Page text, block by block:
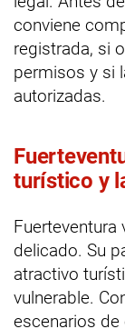
conviene
registrada, si
permisos y si
autorizadas.
turístico y
Fuerteventura
delicado. Su
atractivo
vulnerable.
escenarios